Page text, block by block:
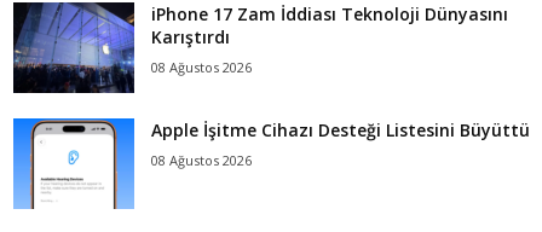
iPhone 17 Zam İddiası Teknoloji Dünyasını
Karıştırdı
08 Ağustos 2026
Apple İşitme Cihazı Desteği Listesini Büyüttü
08 Ağustos 2026